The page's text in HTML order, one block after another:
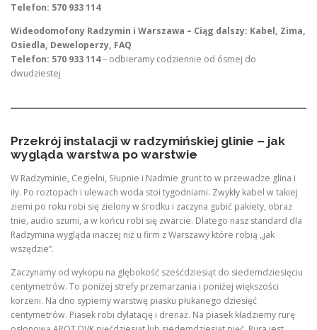
Telefon: 570 933 114
Wideodomofony Radzymin i Warszawa – Ciąg dalszy: Kabel, Zima,
Osiedla, Deweloperzy, FAQ
Telefon: 570 933 114– odbieramy codziennie od ósmej do
dwudziestej
Przekrój instalacji w radzymińskiej glinie – jak
wygląda warstwa po warstwie
W Radzyminie, Cegielni, Słupnie i Nadmie grunt to w przewadze glina i
iły. Po roztopach i ulewach woda stoi tygodniami. Zwykły kabel w takiej
ziemi po roku robi się zielony w środku i zaczyna gubić pakiety, obraz
tnie, audio szumi, a w końcu robi się zwarcie. Dlatego nasz standard dla
Radzymina wygląda inaczej niż u firm z Warszawy które robią „jak
wszędzie”.
Zaczynamy od wykopu na głębokość sześćdziesiąt do siedemdziesięciu
centymetrów. To poniżej strefy przemarzania i poniżej większości
korzeni. Na dno sypiemy warstwę piasku płukanego dziesięć
centymetrów. Piasek robi dylatację i drenaż. Na piasek kładziemy rurę